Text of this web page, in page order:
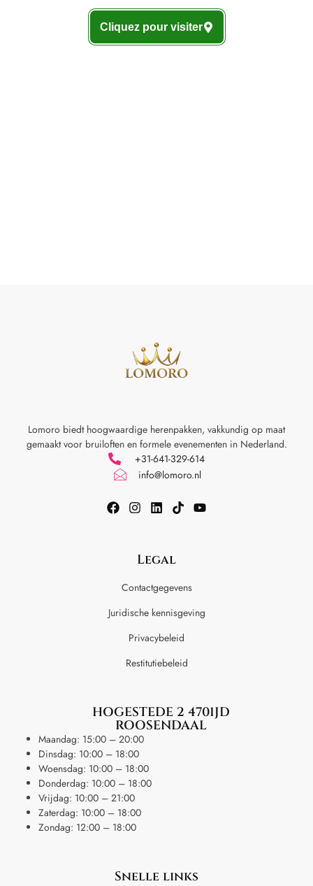
Cliquez pour visiter
Lomoro biedt hoogwaardige herenpakken, vakkundig op maat
gemaakt voor bruiloften en formele evenementen in Nederland.
+31-641-329-614
info@lomoro.nl
Legal
Contactgegevens
Juridische kennisgeving
Privacybeleid
Restitutiebeleid
HOGESTEDE 2 4701JD
ROOSENDAAL
Maandag: 15:00 – 20:00
Dinsdag: 10:00 – 18:00
Woensdag: 10:00 – 18:00
Donderdag: 10:00 – 18:00
Vrijdag: 10:00 – 21:00
Zaterdag: 10:00 – 18:00
Zondag: 12:00 – 18:00
Snelle links